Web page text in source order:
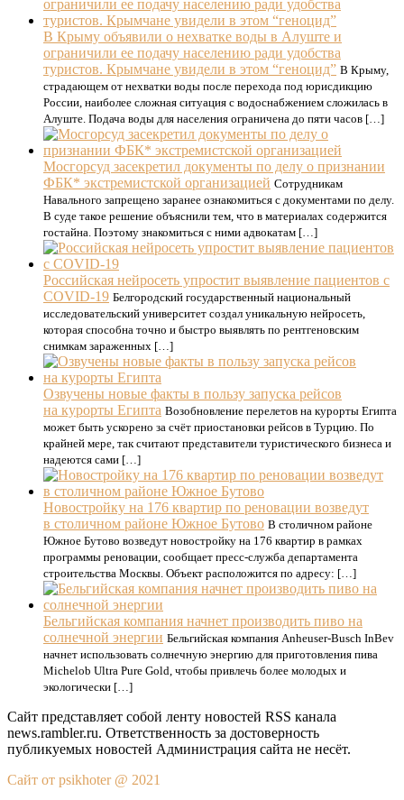
В Крыму объявили о нехватке воды в Алуште и
ограничили ее подачу населению ради удобства
туристов. Крымчане увидели в этом “геноцид” В Крыму,
страдающем от нехватки воды после перехода под юрисдикцию
России, наиболее сложная ситуация с водоснабжением сложилась в
Алуште. Подача воды для населения ограничена до пяти часов […]
Мосгорсуд засекретил документы по делу о признании
ФБК* экстремистской организацией Сотрудникам
Навального запрещено заранее ознакомиться с документами по делу.
В суде такое решение объяснили тем, что в материалах содержится
гостайна. Поэтому знакомиться с ними адвокатам […]
Российская нейросеть упростит выявление пациентов с
COVID-19 Белгородский государственный национальный
исследовательский университет создал уникальную нейросеть,
которая способна точно и быстро выявлять по рентгеновским
снимкам зараженных […]
Озвучены новые факты в пользу запуска рейсов
на курорты Египта Возобновление перелетов на курорты Египта
может быть ускорено за счёт приостановки рейсов в Турцию. По
крайней мере, так считают представители туристического бизнеса и
надеются сами […]
Новостройку на 176 квартир по реновации возведут
в столичном районе Южное Бутово В столичном районе
Южное Бутово возведут новостройку на 176 квартир в рамках
программы реновации, сообщает пресс-служба департамента
строительства Москвы. Объект расположится по адресу: […]
Бельгийская компания начнет производить пиво на
солнечной энергии Бельгийская компания Anheuser-Busch InBev
начнет использовать солнечную энергию для приготовления пива
Michelob Ultra Pure Gold, чтобы привлечь более молодых и
экологически […]
Сайт представляет собой ленту новостей RSS канала
news.rambler.ru. Ответственность за достоверность
публикуемых новостей Администрация сайта не несёт.
Сайт от psikhoter @ 2021